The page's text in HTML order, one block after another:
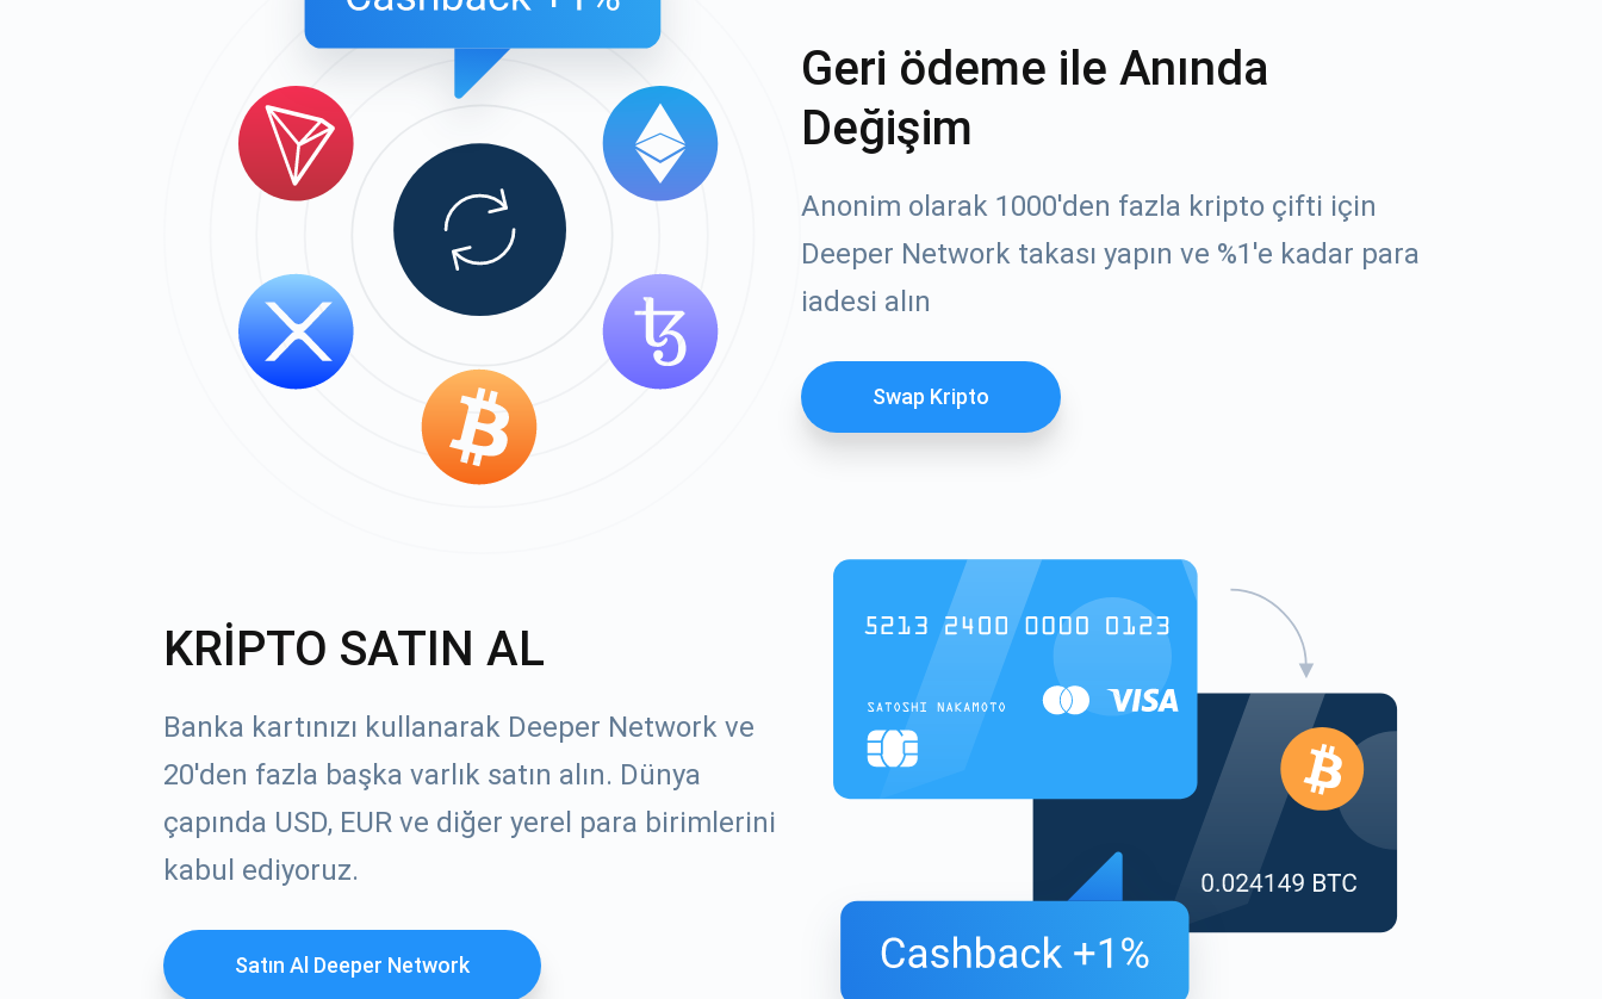
Geri ödeme ile Anında
Değişim
Anonim olarak 1000'den fazla kripto çifti için
Deeper Network takası yapın ve %1'e kadar para
iadesi alın
Swap Kripto
KRİPTO SATIN AL
Banka kartınızı kullanarak Deeper Network ve
20'den fazla başka varlık satın alın. Dünya
çapında USD, EUR ve diğer yerel para birimlerini
kabul ediyoruz.
Satın Al Deeper Network